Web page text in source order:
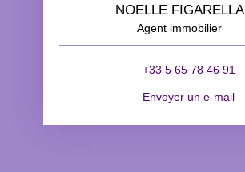
NOELLE FIGARELLA
Agent immobilier
+33 5 65 78 46 91
Envoyer un e-mail